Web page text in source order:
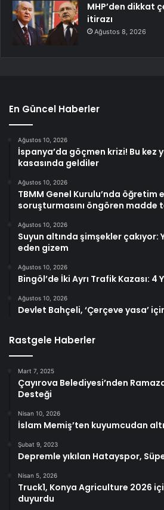
MHP’den dikkat
itirazı
Ağustos 8, 2026
En Güncel Haberler
Ağustos 10, 2026
İspanya’da göçmen krizi! Bu kez
kasasında geldiler
Ağustos 10, 2026
TBMM Genel Kurulu’nda öğretim
soruşturmasını öngören madde
Ağustos 10, 2026
Suyun altında şimşekler çakıyor:
eden gizem
Ağustos 10, 2026
Bingöl’de İki Ayrı Trafik Kazası: 4
Ağustos 10, 2026
Devlet Bahçeli, ‘Çerçeve yasa’
Rastgele Haberler
Mart 7, 2025
Çayırova Belediyesi’nden
Desteği
Nisan 10, 2026
İslam Memiş’ten kuyumcudan
Şubat 9, 2023
Depremle yıkılan Hatayspor,
Nisan 5, 2026
Truck1, Konya Agriculture 2026
duyurdu